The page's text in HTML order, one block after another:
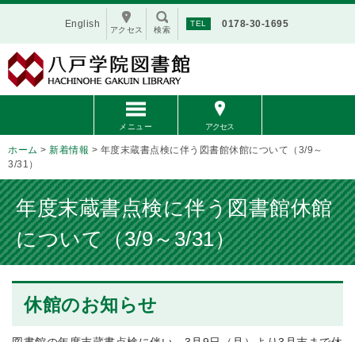
0178-30-1695
検索
English
アクセス
メニュー アクセス
ホーム > 新着情報 > 年度末蔵書点検に伴う図書館休館について（3/9～
3/31）
年度末蔵書点検に伴う図書館休館
について（3/9～3/31）
休館のお知らせ